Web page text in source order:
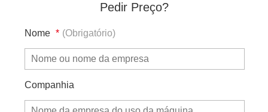
Pedir Preço?
Nome * (Obrigatório)
Companhia